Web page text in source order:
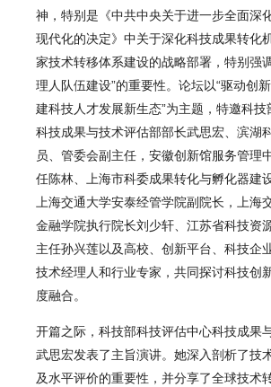
神，特别是《中共中央关于进一步全面深
现代化的决定》中关于深化科技成果转化
家技术转移体系建设的战略部署，特别强
理人队伍建设”的重要性。论坛以“驱动创
建科技人才发展新生态”为主题，特邀科
科技成果与技术评估部部长武思宏、滨湖
员、管委会副主任，安徽创新馆服务管理
任陈林、上海市科委成果转化与孵化器建
上海交通大学安泰经管学院副院长，上海
金融学院执行院长刘少轩、江苏省科技资
主任孙兴莲以及高校、创新平台、科技企
技术经理人和行业专家，共同探讨科技创
度融合。
开篇之际，科技部科技评估中心科技成果
武思宏发表了主旨演讲。她深入剖析了技
及水平评价的重要性，并分享了全球技术